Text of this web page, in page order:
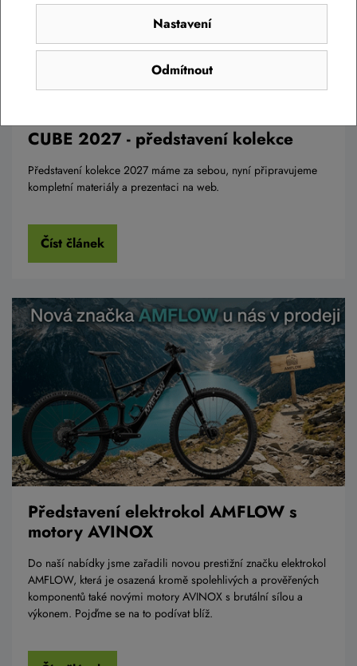
CUBE 2027 - představení kolekce
Představení kolekce 2027 máme za sebou, nyní připravujeme
kompletní materiály a prezentaci na web.
Číst článek
Představení elektrokol AMFLOW s
motory AVINOX
Do naší nabídky jsme zařadili novou prestižní značku elektrokol
AMFLOW, která je osazená kromě spolehlivých a prověřených
komponentů také novými motory AVINOX s brutální sílou a
výkonem. Pojďme se na to podívat blíž.
Odmítnout
Nastavení